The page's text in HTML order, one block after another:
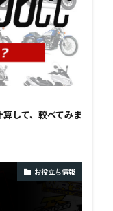
して、較べてみま
お役立ち情報